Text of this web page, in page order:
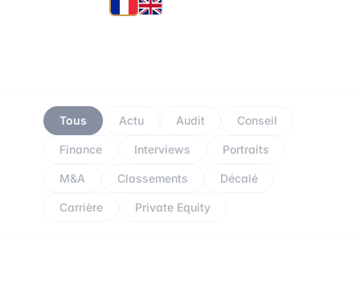
Tous Actu Audit Conseil
Finance Interviews Portraits
M&A Classements Décalé
Carrière Private Equity